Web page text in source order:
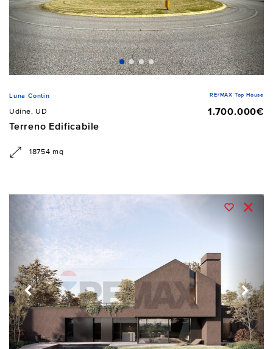
Luna Contin RE/MAX Top House
Udine, UD
1.700.000€
Terreno Edificabile
18754 mq